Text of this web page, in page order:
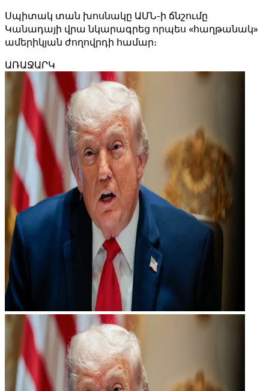
Սպիտակ տան խոսնակը ԱՄՆ-ի ճնշումը
Կանադայի վրա նկարագրեց որպես «հաղթանակ»
ամերիկյան ժողովրդի համար։
ԱՌԱՋԱՐԿ